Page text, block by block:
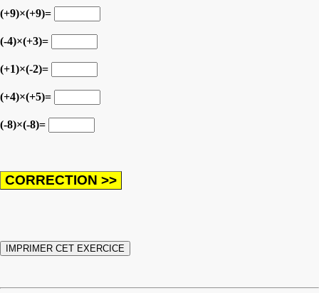
(+9)×(+9)=
(-4)×(+3)=
(+1)×(-2)=
(+4)×(+5)=
(-8)×(-8)=